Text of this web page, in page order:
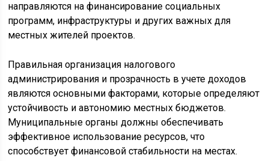
направляются на финансирование социальных
программ, инфраструктуры и других важных для
местных жителей проектов.
Правильная организация налогового
администрирования и прозрачность в учете доходов
являются основными факторами, которые определяют
устойчивость и автономию местных бюджетов.
Муниципальные органы должны обеспечивать
эффективное использование ресурсов, что
способствует финансовой стабильности на местах.